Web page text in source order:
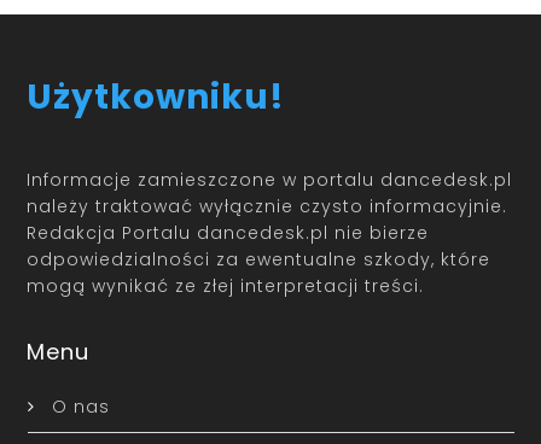
Użytkowniku!
Informacje zamieszczone w portalu dancedesk.pl
należy traktować wyłącznie czysto informacyjnie.
Redakcja Portalu dancedesk.pl nie bierze
odpowiedzialności za ewentualne szkody, które
mogą wynikać ze złej interpretacji treści.
Menu
O nas